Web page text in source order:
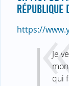
RÉPUBLIQUE
https://
Je
qui